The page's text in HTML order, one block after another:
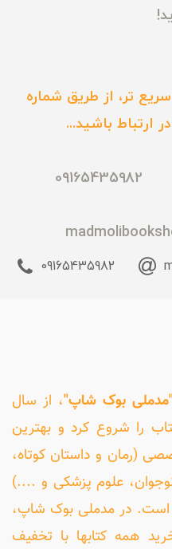
تر، از طریق شماره
ارتباط باشید...
09165435982
"مدملی بوک شاپ"، از سال
را شروع کرد و بهترین
(رمان و داستان کوتاه،
علوم پزشکی و ....)
است. در مدملی بوک شاپ،
همه کتابها با تخفیف